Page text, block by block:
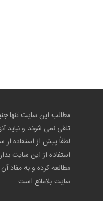
مطالب این سایت تنها
تلقی نمی شوند و
لطفاً پیش از استفاده
استفاده از این سایت
مطالعه کرده و به مفاد
سایت بلامانع است